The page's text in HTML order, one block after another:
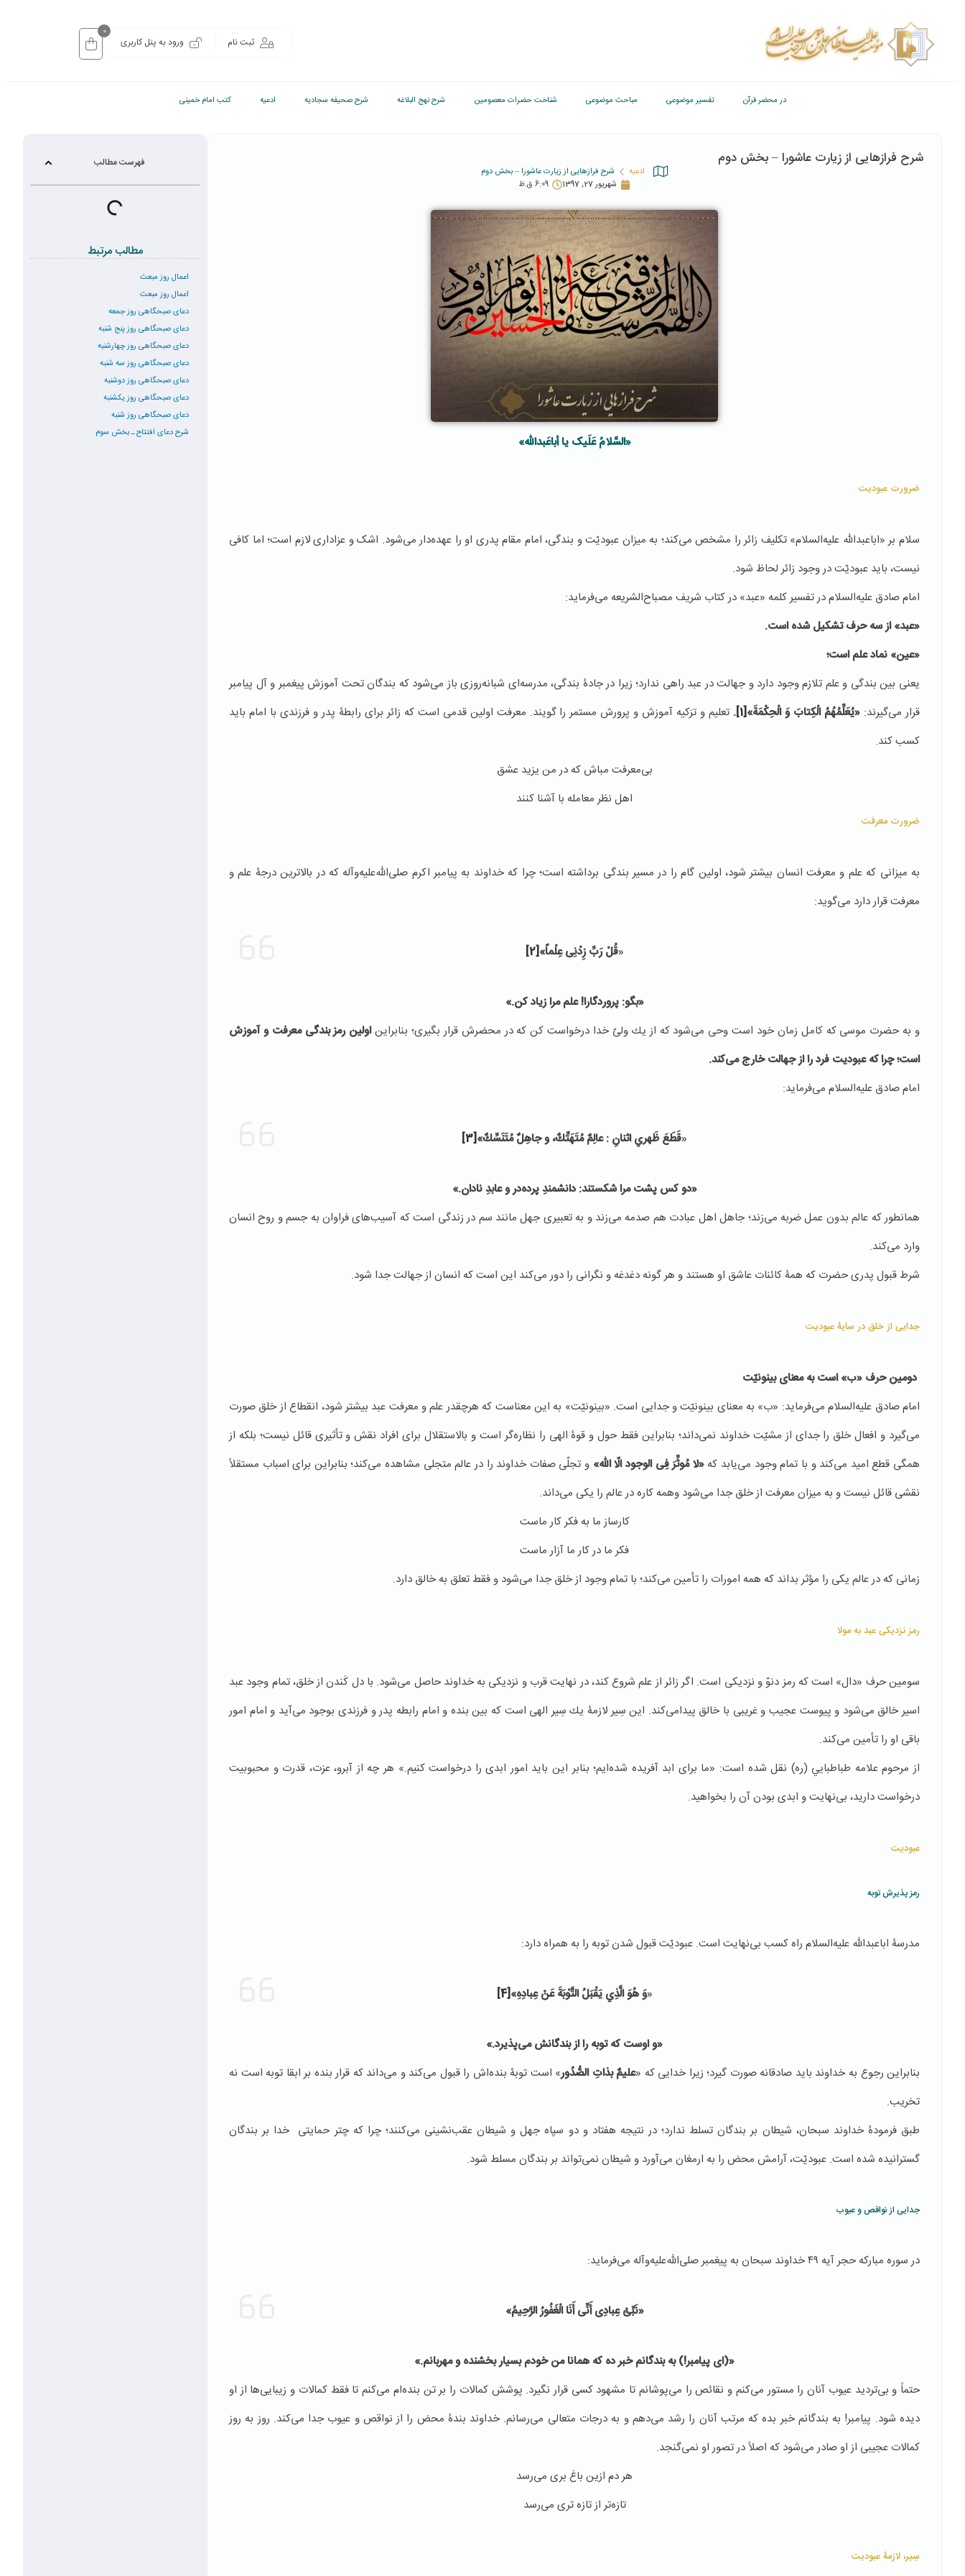
ثبت نام ورود به پنل کاربری
0
در محضر قرآن تفسیر موضوعی مباحث موضوعی شناخت حضرات معصومین شرح نهج البلاغه شرح صحیفه سجادیه ادعیه کتب امام خمینی
شرح فرازهایی از زیارت عاشورا – بخش دوم
ادعیه
شرح فرازهایی از زیارت عاشورا – بخش دوم
شهریور 27, 1397
6:09 ق.ظ
«السَّلامُ عَلَیک یا أباعَبداللّه»
ضرورت عبودیت
سلام بر «اباعبدالله علیه‌السلام» تكليف زائر را مشخص می‌کند؛ به میزان عبودیّت و بندگی، امام مقام پدری او را عهده‌دار می‌شود. اشک و عزاداری لازم است؛ اما کافی
نیست، باید عبوديّت در وجود زائر لحاظ شود.
امام صادق علیه‌السلام در تفسير كلمه «عبد» در كتاب شريف مصباح‌الشريعه می‌فرمايد:
«عبد» از سه حرف تشكيل شده است.
«عين» نماد علم است؛
یعنی بین بندگی و علم تلازم وجود دارد و جهالت در عبد راهی ندارد؛ زیرا در جادۀ بندگی، مدرسه‌ای شبانه‌روزی باز می‌شود که بندگان تحت آموزش پيغمبر و آل پيامبر
قرار می‌گیرند: «يُعَلِّمُهُمُ الْكِتابَ وَ الْحِكْمَةَ»
[1]
. تعلیم و تزکیه آموزش و پرورش مستمر را گویند. معرفت اولين قدمی است که زائر برای رابطۀ پدر و فرزندی با امام باید
کسب کند.
بی‌معرفت مباش كه در من يزيد عشق
اهل نظر معامله با آشنا كنند
ضرورت معرفت
به ميزانی که علم و معرفت انسان بیشتر شود، اولين گام را در مسیر بندگی برداشته است؛ چرا که خداوند به پیامبر اکرم صلی‌الله‌علیه‌وآله كه در بالاترين درجۀ علم و
معرفت قرار دارد می‌گويد:
«قُلْ رَبِّ زِدْنِی عِلْما»
[2]
«بگو:پروردگارا!علم مرا زياد كن.»
و به حضرت موسی كه كامل زمان خود است وحی می‌شود که از يك ولیّ خدا درخواست کن که در محضرش قرار بگيری؛ بنابرایناولين رمز بندگی معرفت و آموزش
است؛ چرا که عبوديت فرد را از جهالت خارج می‌كند.
امام صادق عليه‌السلام می‌فرماید:
«قَطَعَ ظَهري اثنانِ :عالِمٌ مُتَهَتِّكٌ، و جاهِلٌ مُتَنَسِّكٌ»
[3]
«دو كس پشت مرا شكستند: دانشمندِ پرده‌در و عابدِ نادان.»
همانطور كه عالم بدون عمل ضربه می‌زند؛ جاهل اهل عبادت هم صدمه می‌زند و به تعبیری جهل مانند سم در زندگی است که آسیب‌های فراوان به جسم و روح انسان
وارد می‌کند.
شرط قبول پدری حضرت که همۀ كائنات عاشق او هستند و هر گونه دغدغه و نگرانی را دور می‌کند این است که انسان از جهالت جدا شود.
جدایی از خلق در سایۀ عبودیت
دومین حرف «ب» است به معنای بینونیّت
امام صادق علیه‌السلام می‌فرماید: «ب» به معنای بينونيّت و جدايی است. «بينونيّت» به این معناست که هرچقدر علم و معرفت عبد بيشتر شود، انقطاع از خلق صورت
می‌گیرد و افعال خلق را جدای از مشیّت خداوند نمی‌داند؛ بنابراین فقط حول و قوۀ الهی را نظاره‌گر است و بالاستقلال برای افراد نقش و تأثیری قائل نیست؛ بلکه از
همگی قطع اميد می‌كند و با تمام وجود می‌یابد که«لا مُوثِّرَ فِی الوجود الّا اللّه» و تجلّی صفات خداوند را در عالم متجلی مشاهده می‌کند؛ بنابراین برای اسباب مستقلاً
نقشی قائل نیست و به میزان معرفت از خلق جدا می‌شود وهمه كاره در عالم را يكی می‌داند.
كارساز ما به فكر كار ماست
فكر ما در كار ما آزار ماست
زمانی که در عالم يكی را مؤثر بداند که همه امورات را تأمين می‌كند؛ با تمام وجود از خلق جدا می‌شود و فقط تعلق به خالق دارد.
رمز نزدیکی عبد به مولا
سومین حرف «دال» است که رمز دنوّ و نزديكی است. اگر زائر از علم شروع كند، در نهایت قرب و نزديكی به خداوند حاصل می‌شود. با دل کَندن از خلق، تمام وجود عبد
اسير خالق می‌شود و پیوست عجیب و غریبی با خالق پيدامی‌کند. این سِیر لازمۀ يك سِیر الهی است که بین بنده و امام رابطه پدر و فرزندی بوجود می‌آید و امام امور
باقی او را تأمين می‌کند.
از مرحوم علامه طباطبايي (ره) نقل شده است: «ما برای ابد آفريده شده‌ايم؛ بنابر این باید امور ابدی را درخواست كنيم.» هر چه از آبرو، عزت، قدرت و محبوبيت
درخواست دارید، بی‌نهايت و ابدی بودن آن را بخواهید.
عبودیت
رمز پذیرش توبه
مدرسۀ اباعبدالله علیه‌السلام راه کسب بی‌نهایت است. عبودیّت قبول شدن توبه را به همراه دارد:
«وَ هُوَ الَّذِي يَقْبَلُ التَّوْبَةَ عَنْ عِبادِهِ»[4]
«و اوست كه توبه را از بندگانش مى‌پذيرد.»
بنابراین رجوع به خداوند باید صادقانه صورت گیرد؛ زیرا خدایی كه «عليمٌ بذاتِ الصُّدُور» است توبۀ بنده‌اش را قبول می‌كند و می‌داند که قرار بنده بر ابقا توبه است نه
تخريب.
طبق فرمودۀ خداوند سبحان، شيطان بر بندگان تسلط ندارد؛ در نتیجه هفتاد و دو سپاه جهل و شیطان عقب‌نشينی می‌کنند؛ چرا که چتر حمايتی خدا بر بندگان
گسترانیده شده است. عبودیّت، آرامش محض را به ارمغان می‌آورد و شيطان نمی‌تواند بر بندگان مسلط شود.
جدایی از نواقص و عیوب
در سوره مبارکه حجر آیه ٤٩ خداوند سبحان به پيغمبر صلی‌الله‌علیه‌وآله می‌فرمايد:
«نَبِّئْ عِبادِی أَنِّی أَنَا الْغَفُورُ الرَّحِيمُ»
«(اى پيامبر!) به بندگانم خبر ده كه همانا من خودم بسيار بخشنده و مهربانم.»
حتماً و بی‌ترديد عيوب آنان را مستور می‌كنم و نقائص را می‌پوشانم تا مشهود کسی قرار نگیرد. پوشش كمالات را بر تن بنده‌ام می‌کنم تا فقط کمالات و زیبایی‌ها از او
دیده شود. پیامبر! به بندگانم خبر بده که مرتب آنان را رشد می‌دهم و به درجات متعالی می‌رسانم. خداوند بندۀ محض را از نواقص و عیوب جدا می‌کند. روز به روز
كمالات عجيبی از او صادر می‌شود كه اصلاً در تصور او نمی‌گنجد.
هر دم ازين باغ بری می‌رسد
تازه‌تر از تازه تری می‌رسد
سِیر، لازمۀ عبودیت
فهرست مطالب
مطالب مرتبط
اعمال روز مبعث
اعمال روز مبعث
دعای صبحگاهی روز جمعه
دعای صبحگاهی روز پنج شنبه
دعای صبحگاهی روز چهارشنبه
دعای صبحگاهی روز سه شنبه
دعای صبحگاهی روز دوشنبه
دعای صبحگاهی روز یکشنبه
دعای صبحگاهی روز شنبه
شرح دعای افتتاح ـ بخش سوم